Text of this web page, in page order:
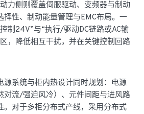
力侧则覆盖伺服驱动、变频器与制动
择性、制动能量管理与EMC布局。一
制24V”与“执行/驱动DC链路或AC输
，降低相互干扰，并在关键控制回路
源系统与柜内热设计同时规划：电源
对流/强迫风冷）、元件间距与进风路
。对于多柜分布式产线，采用分布式